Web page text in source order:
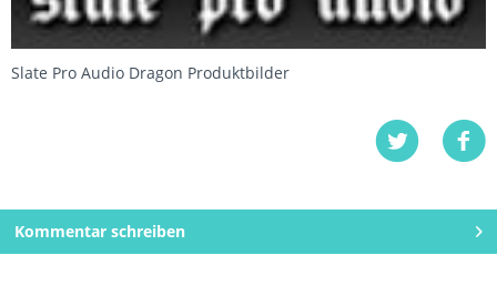
Slate Pro Audio Dragon Produktbilder
Kommentar schreiben